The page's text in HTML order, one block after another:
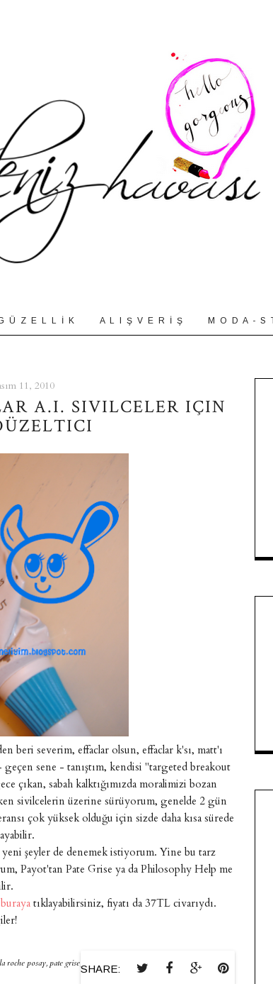
Ü Z E L L İ K A L I Ş V E R İ Ş M O D A - S
11, 2010
A.I. SIVILCELER IÇIN
beri severim, effaclar olsun, effaclar k'sı, matt'ı
sene - tanıştım, kendisi "targeted breakout
çıkan, sabah kalktığımızda moralimizi bozan
sivilcelerin üzerine sürüyorum, genelde 2 gün
çok yüksek olduğu için sizde daha kısa sürede
şeyler de denemek istiyorum. Yine bu tarz
Payot'tan Pate Grise ya da Philosophy Help me
buraya tıklayabilirsiniz, fiyatı da 37TL civarıydı.
la roche posay, pate grise, Sivilce, urunyorumlari,
SHARE: